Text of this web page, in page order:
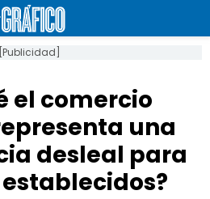
[Publicidad]
el comercio
una
desleal para